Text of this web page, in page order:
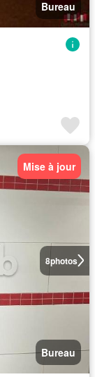
Bureau
8photos
Mise à jour
Bureau